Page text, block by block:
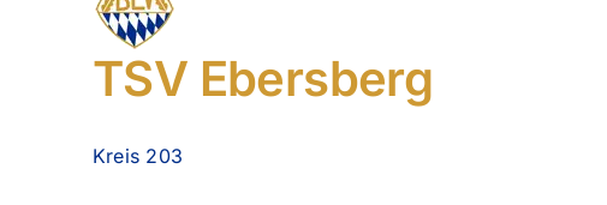
TSV Ebersberg
Kreis 203